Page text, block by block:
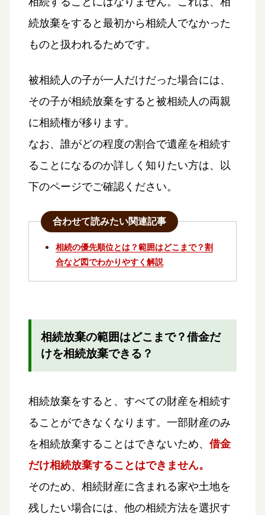
続放棄をすると最初から相続人でなかった
ものと扱われるためです。
被相続人の子が一人だけだった場合には、
その子が相続放棄をすると被相続人の両親
に相続権が移ります。
なお、誰がどの程度の割合で遺産を相続す
ることになるのか詳しく知りたい方は、以
下のページでご確認ください。
合わせて読みたい関連記事
相続の優先順位とは？範囲はどこまで？割
合など図でわかりやすく解説
相続放棄の範囲はどこまで？借金だ
けを相続放棄できる？
相続放棄をすると、すべての財産を相続す
ることができなくなります。一部財産のみ
を相続放棄することはできないため、 借金
だけ相続放棄することはできません。
そのため、相続財産に含まれる家や土地を
残したい場合には、他の相続方法を選択す